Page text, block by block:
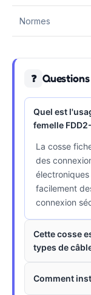
Normes
❓
Quel est
femelle
La cosse
des
facilement
connexion
Cette cosse
types de
Comment